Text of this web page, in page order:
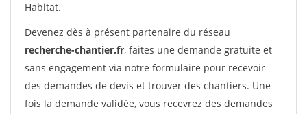
Habitat.
Devenez dès à présent partenaire du réseau
recherche-chantier.fr, faites une demande gratuite et
sans engagement via notre formulaire pour recevoir
des demandes de devis et trouver des chantiers. Une
fois la demande validée, vous recevrez des demandes